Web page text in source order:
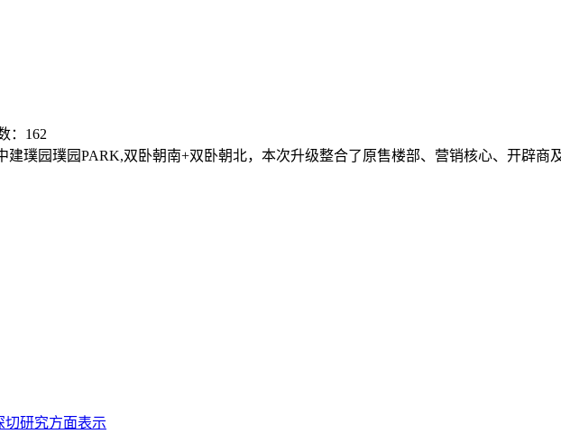
：162
建璞园璞园PARK,双卧朝南+双卧朝北，本次升级整合了原售楼部、营销核心、开辟商
切研究方面表示